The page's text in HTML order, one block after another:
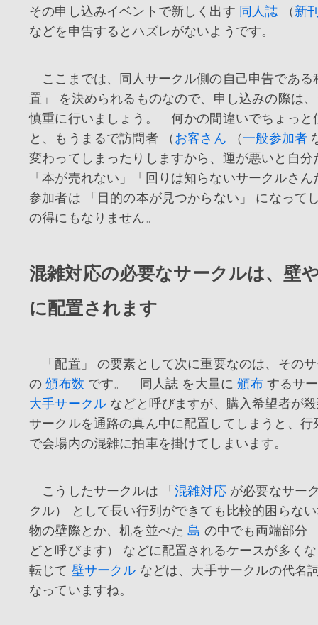
その申し込みイベントで新しく出す 同人誌 （ 新
などを申告するとハズレがないようです。
ここまでは、同人サークル側の自己申告である
置」 を決められるものなので、申し込みの際は
慎重に行いましょう。 何かの間違いでちょっと
と、もうまるで訪問者 （ お客さん （一般参加者
変わってしまったりしますから、運が悪いと自分
「本が売れない」「回りは知らないサークルさ
参加者は 「目的の本が見つからない」 になっ
の得にもなりません。
混雑対応の必要なサークルは、壁
に配置されます
「配置」 の要素として次に重要なのは、その
の頒布数 です。 同人誌 を大量に頒布するサ
大手サークル などと呼びますが、購入希望者が
サークルを通路の真ん中に配置してしまうと、行
で会場内の混雑に拍車を掛けてしまいます。
こうしたサークルは 「混雑対応が必要なサー
クル） として長い行列ができても比較的困らな
物の壁際とか、机を並べた島 の中でも両端部分
どと呼びます） などに配置されるケースが多
転じて 壁サークル などは、大手サークルの代名
なっていますね。